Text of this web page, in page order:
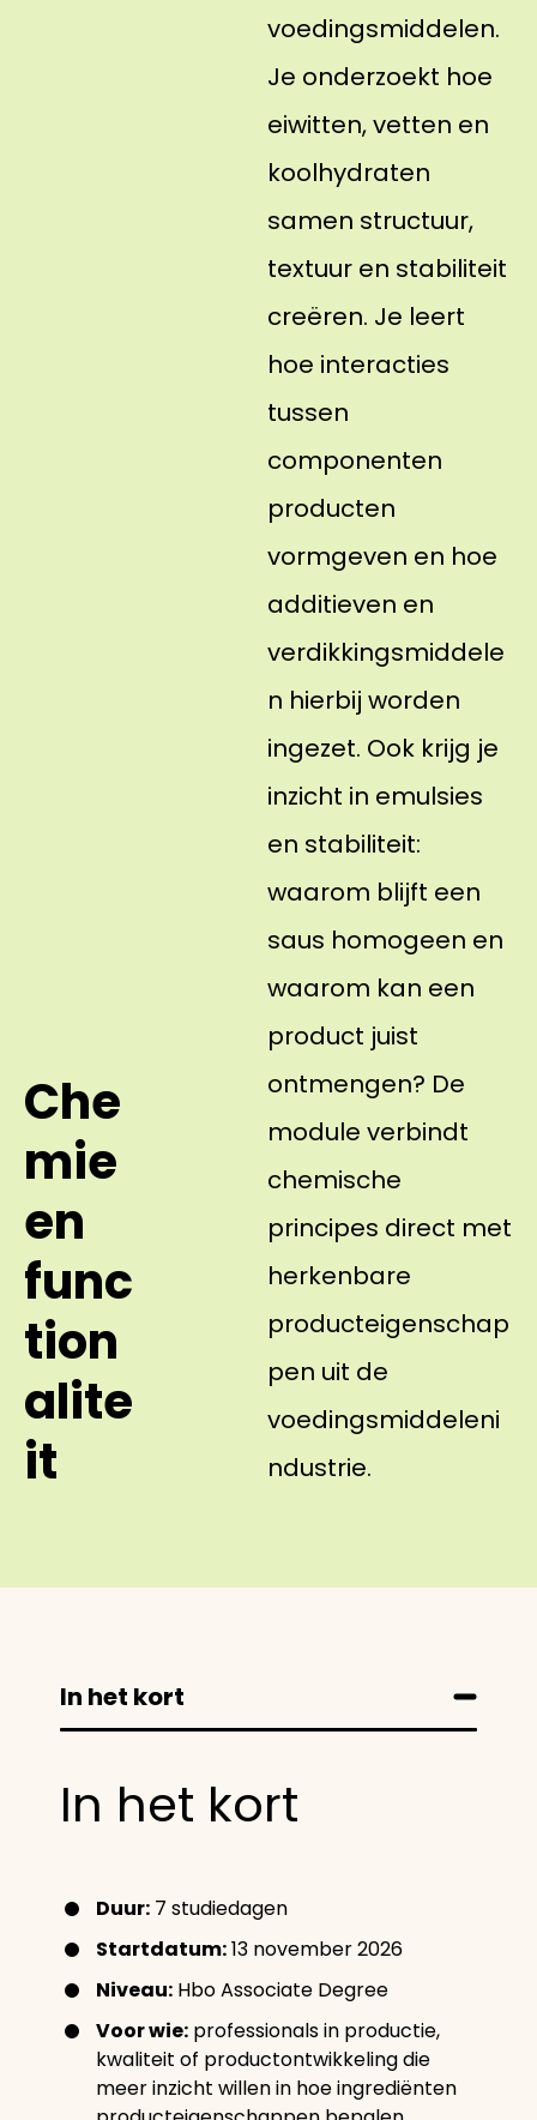
Che
mie
en
func
tion
alite
it
voedingsmiddelen.
Je onderzoekt hoe
eiwitten, vetten en
koolhydraten
samen structuur,
textuur en stabiliteit
creëren. Je leert
hoe interacties
tussen
componenten
producten
vormgeven en hoe
additieven en
verdikkingsmiddele
n hierbij worden
ingezet. Ook krijg je
inzicht in emulsies
en stabiliteit:
waarom blijft een
saus homogeen en
waarom kan een
product juist
ontmengen? De
module verbindt
chemische
principes direct met
herkenbare
producteigenschap
pen uit de
voedingsmiddeleni
ndustrie.
In het kort
In het kort
Duur: 7 studiedagen
Startdatum:13 november 2026
Niveau: Hbo Associate Degree
Voor wie: professionals in productie,
kwaliteit of productontwikkeling die
meer inzicht willen in hoe ingrediënten